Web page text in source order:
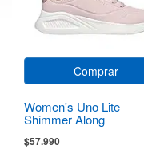
Comprar
Women's Uno Lite
Shimmer Along
$57.990